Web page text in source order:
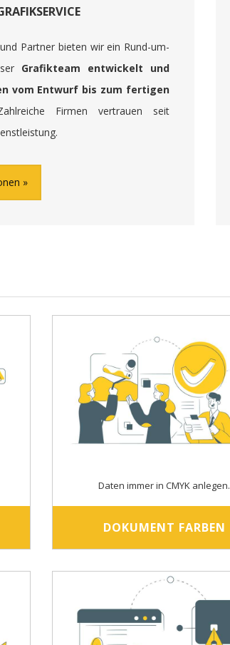
Partner bieten wir ein Rund-um-
Grafikteam entwickelt und
vom Entwurf bis zum fertigen
Firmen vertrauen seit
Daten immer in CMYK anlegen.
DOKUMENT FARBEN